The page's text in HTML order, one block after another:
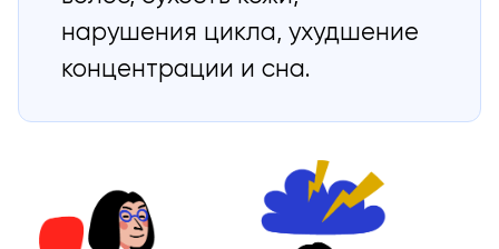
нарушения цикла, ухудшение
концентрации и сна.